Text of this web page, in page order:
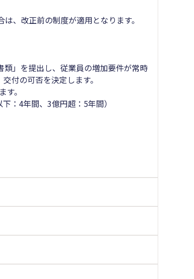
、改正前の制度が適用となります。
類」を提出し、従業員の増加要件が常時
付の可否を決定します。
。
：4年間、3億円超：5年間）